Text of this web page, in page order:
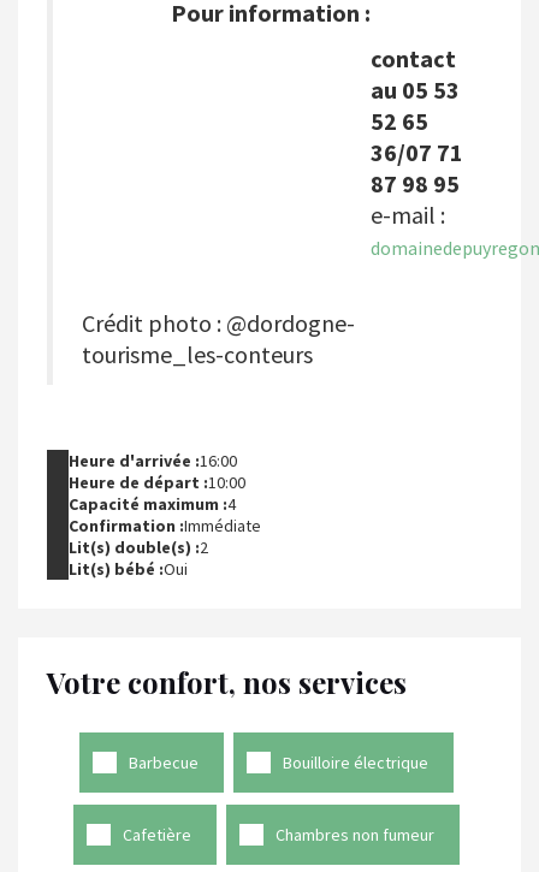
Pour information :
contact
au 05 53
52 65
36/07 71
87 98 95
e-mail :
Crédit photo : @dordogne-
tourisme_les-conteurs
Heure d'arrivée :16:00
Heure de départ :10:00
Capacité maximum :4
Confirmation :Immédiate
Lit(s) double(s) :2
Lit(s) bébé :Oui
Votre confort, nos services
Barbecue Bouilloire électrique
Cafetière Chambres non fumeur